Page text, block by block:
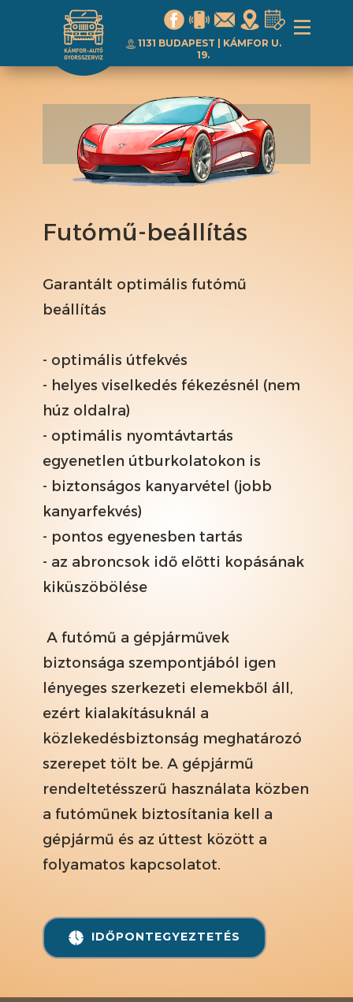
1131 BUDAPEST | ​KÁMFOR U.
19.
Futómű-beállítás
Garantált optimális futómű
beállítás
- optimális útfekvés
- helyes viselkedés fékezésnél (nem
húz oldalra)
- optimális nyomtávtartás
egyenetlen útburkolatokon is
- biztonságos kanyarvétel (jobb
kanyarfekvés)
- pontos egyenesben tartás
- az abroncsok idő előtti kopásának
kiküszöbölése
A futómű a gépjárművek
biztonsága szempontjából igen
lényeges szerkezeti elemekből áll,
ezért kialakításuknál a
közlekedésbiztonság meghatározó
szerepet tölt be. A gépjármű
rendeltetésszerű használata közben
a futóműnek biztosítania kell a
gépjármű és az úttest között a
folyamatos kapcsolatot.
IDŐPONTEGYEZTETÉS